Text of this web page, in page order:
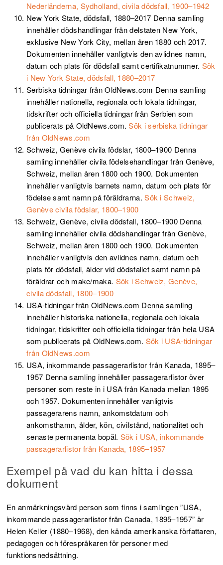
Nederländerna, Sydholland, civila dödsfall, 1900–1942
New York State, dödsfall, 1880–2017 Denna samling
innehåller dödshandlingar från delstaten New York,
exklusive New York City, mellan åren 1880 och 2017.
Dokumenten innehåller vanligtvis den avlidnes namn,
datum och plats för dödsfall samt certifikatnummer. Sök
i New York State, dödsfall, 1880–2017
Serbiska tidningar från OldNews.com Denna samling
innehåller nationella, regionala och lokala tidningar,
tidskrifter och officiella tidningar från Serbien som
publicerats på OldNews.com.Sök i serbiska tidningar
från OldNews.com
Schweiz, Genève civila födslar, 1800–1900 Denna
samling innehåller civila födelsehandlingar från Genève,
Schweiz, mellan åren 1800 och 1900. Dokumenten
innehåller vanligtvis barnets namn, datum och plats för
födelse samt namn på föräldrarna.Sök i Schweiz,
Genève civila födslar, 1800–1900
Schweiz, Genève, civila dödsfall, 1800–1900 Denna
samling innehåller civila dödshandlingar från Genève,
Schweiz, mellan åren 1800 och 1900. Dokumenten
innehåller vanligtvis den avlidnes namn, datum och
plats för dödsfall, ålder vid dödsfallet samt namn på
föräldrar och make/maka. Sök i Schweiz, Genève,
civila dödsfall, 1800–1900
USA-tidningar från OldNews.com Denna samling
innehåller historiska nationella, regionala och lokala
tidningar, tidskrifter och officiella tidningar från hela USA
som publicerats på OldNews.com. Sök i USA-tidningar
från OldNews.com
USA, inkommande passagerarlistor från Kanada, 1895–
1957 Denna samling innehåller passagerarlistor över
personer som reste in i USA från Kanada mellan 1895
och 1957. Dokumenten innehåller vanligtvis
passagerarens namn, ankomstdatum och
ankomsthamn, ålder, kön, civilstånd, nationalitet och
senaste permanenta bopäl. Sök i USA, inkommande
passagerarlistor från Kanada, 1895–1957
Exempel på vad du kan hitta i dessa
dokument
En anmärkningsvärd person som finns i samlingen ”USA,
inkommande passagerarlistor från Canada, 1895–1957” är
Helen Keller (1880–1968), den kända amerikanska författaren,
pedagogen och förespråkaren för personer med
funktionsnedsättning.